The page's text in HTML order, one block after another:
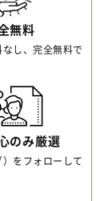
無料
し、完全無料で
のみ厳選
）をフォローして